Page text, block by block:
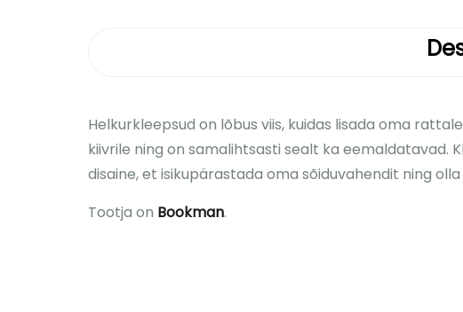
Helkurkleepsud on lõbus viis, kuidas lisada oma
kiivrile ning on samalihtsasti sealt ka eemaldatavad.
disaine, et isikupärastada oma sõiduvahendit ning
Tootja on Bookman.